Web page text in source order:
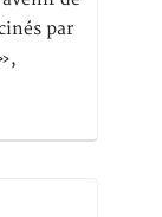
par